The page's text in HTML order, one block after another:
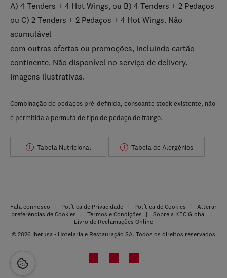
A) 4 Tenders + 4 Hot Wings, ou B) 4 Tenders + 2 Pedaços
ou C) 2 Tenders + 2 Pedaços + 4 Hot Wings. Não
acumulável
com outras ofertas ou promoções, incluindo cartão
continente. Não disponível no serviço de delivery.
Imagens ilustrativas.
Combinação de pedaços pré-definida, consoante stock existente, não
é permitida a permuta de tipo de pedaço de frango.
i Tabela Nutricional i Tabela de Alergénios
Fala connosco Política de Privacidade Política de Cookies
Alterar
preferências de Cookies
Termos e Condições
Sobre a KFC Global
Livro de Reclamações Online
© 2026 Iberusa - Hotelaria e Restauração SA. Todos os direitos reservados